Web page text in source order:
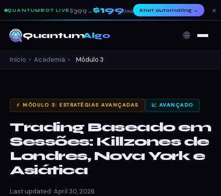
QUANTUMBOT LIVE $399 → $199/mo Start automating→ ×
QuantumAlgo 🌐
Início › Academia › Módulo 3
⚡ MÓDULO 3: ESTRATÉGIAS AVANÇADAS 📈 AVANÇADO
Trading Baseado em
Sessões: Killzones de
Londres, Nova York e
Asiática
Last updated: April 30, 2026